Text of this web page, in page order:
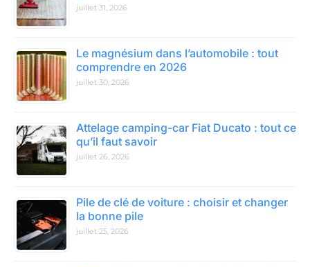
juillet 31, 2026
Le magnésium dans l’automobile : tout
comprendre en 2026
juillet 30, 2026
Attelage camping-car Fiat Ducato : tout ce
qu’il faut savoir
juillet 26, 2026
Pile de clé de voiture : choisir et changer
la bonne pile
juillet 25, 2026